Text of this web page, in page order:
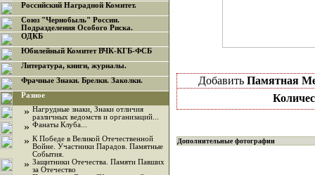
Российский Наградной Комитет.
Союз "Чернобыль" России.
Подразделения Особого Риска.
ОДКБ
Юбилейный Комитет ВЧК-КГБ-ФСБ
Литература, книги, журналы.
Фрачные Знаки. Брелки. Заколки.
Разное
» Нагрудные знаки, Знаки отличия
различных ведомств и организаций...
» Фанаты Клуба...
» К Победе в Великой Отечественной
Войне. Участники Парадов. Памятные
События.
» Защитники Отечества. Памяти Павших
за Отечество
Добавить Памятная
Дополнительные фотографии